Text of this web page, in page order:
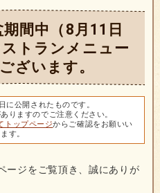
間中（8月11日
トランメニュー
ざいます。
に公開されたものです。
りますのでご注意ください。
トップページからご確認をお願いい
す。
ージをご覧頂き、誠にありが